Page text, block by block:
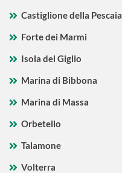
Castiglione della Pescaia
Forte dei Marmi
Isola del Giglio
Marina di Bibbona
Marina di Massa
Orbetello
Talamone
Volterra